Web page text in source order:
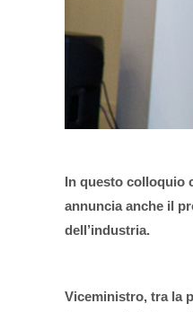
In questo colloquio
annuncia anche il
dell’industria.
Viceministro, tra la